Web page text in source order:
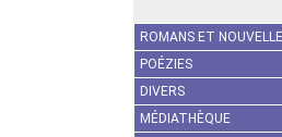
ROMANS ET
POÉZIES
DIVERS
MÉDIATHÈQUE